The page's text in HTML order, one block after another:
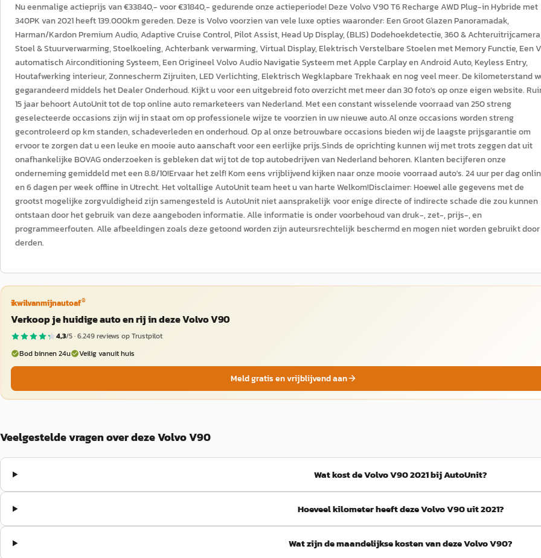
Nu eenmalige actieprijs van €33840,- voor €31840,- gedurende onze actieperiode! Deze Volvo V90 T6 Recharge AWD Plug-in Hybride met
340PK van 2021 heeft 139.000km gereden. Deze is Volvo voorzien van vele luxe opties waaronder: Een Groot Glazen Panoramadak,
Harman/Kardon Premium Audio, Adaptive Cruise Control, Pilot Assist, Head Up Display, (BLIS) Dodehoekdetectie, 360 &
Stoel & Stuurverwarming, Stoelkoeling, Achterbank verwarming, Virtual Display, Elektrisch Verstelbare Stoelen met Memory Functie, Een
automatisch Airconditioning Systeem, Een Origineel Volvo Audio Navigatie Systeem met Apple Carplay en Android Auto, Keyless Entry,
Houtafwerking interieur, Zonnescherm Zijruiten, LED Verlichting, Elektrisch Wegklapbare Trekhaak en nog veel meer. De kilometerstand
gegarandeerd middels het Dealer Onderhoud. Kijkt u voor een uitgebreid foto overzicht met meer dan 30 foto's op onze eigen website.
15 jaar behoort AutoUnit tot de top online auto remarketeers van Nederland. Met een constant wisselende voorraad van 250 streng
geselecteerde occasions zijn wij in staat om op professionele wijze te voorzien in uw nieuwe auto.Al onze occasions worden streng
gecontroleerd op km standen, schadeverleden en onderhoud. Op al onze betrouwbare occasions bieden wij de laagste prijsgarantie om
ervoor te zorgen dat u een leuke en mooie auto aanschaft voor een eerlijke prijs.Sinds de oprichting kunnen wij met trots zeggen dat uit
onafhankelijke BOVAG onderzoeken is gebleken dat wij tot de top autobedrijven van Nederland behoren. Klanten becijferen onze
onderneming gemiddeld met een 8.8/10!Ervaar het zelf! Kom eens vrijblijvend kijken naar onze mooie voorraad auto's. 24 uur per dag
en 6 dagen per week offline in Utrecht. Het voltallige AutoUnit team heet u van harte Welkom!Disclaimer: Hoewel alle gegevens met de
grootst mogelijke zorgvuldigheid zijn samengesteld is AutoUnit niet aansprakelijk voor enige directe of indirecte schade die zou kunnen
ontstaan door het gebruik van deze aangeboden informatie. Alle informatie is onder voorbehoud van druk-, zet-, prijs-, en
programmeerfouten. Alle afbeeldingen zoals deze getoond worden zijn auteursrechtelijk beschermd en mogen niet worden gebruikt door
derden.
ikwilvanmijnautoaf®
Verkoop je huidige auto en rij in deze Volvo V90
4,3/5 ·6.249reviews op Trustpilot
Bod binnen 24u
Veilig vanuit huis
Meld gratis en vrijblijvend aan
Veelgestelde vragen over deze Volvo V90
Wat kost de Volvo V90 2021 bij AutoUnit?
Hoeveel kilometer heeft deze Volvo V90 uit 2021?
Wat zijn de maandelijkse kosten van deze Volvo V90?